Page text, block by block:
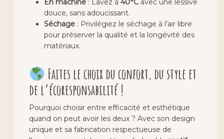
En machine : Lavez à40°C avec une lessive
douce, sans adoucissant.
Séchage : Privilégiez le séchage à l’air libre
pour préserver la qualité et la longévité des
matériaux.
Faites le choix du confort, du style et
de l’écoresponsabilité !
Pourquoi choisir entre efficacité et esthétique
quand on peut avoir les deux ? Avec son design
unique et sa fabrication respectueuse de